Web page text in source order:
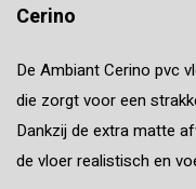
Cerino
De Ambiant Cerino pvc
die zorgt voor een
Dankzij de extra matte
de vloer realistisch en